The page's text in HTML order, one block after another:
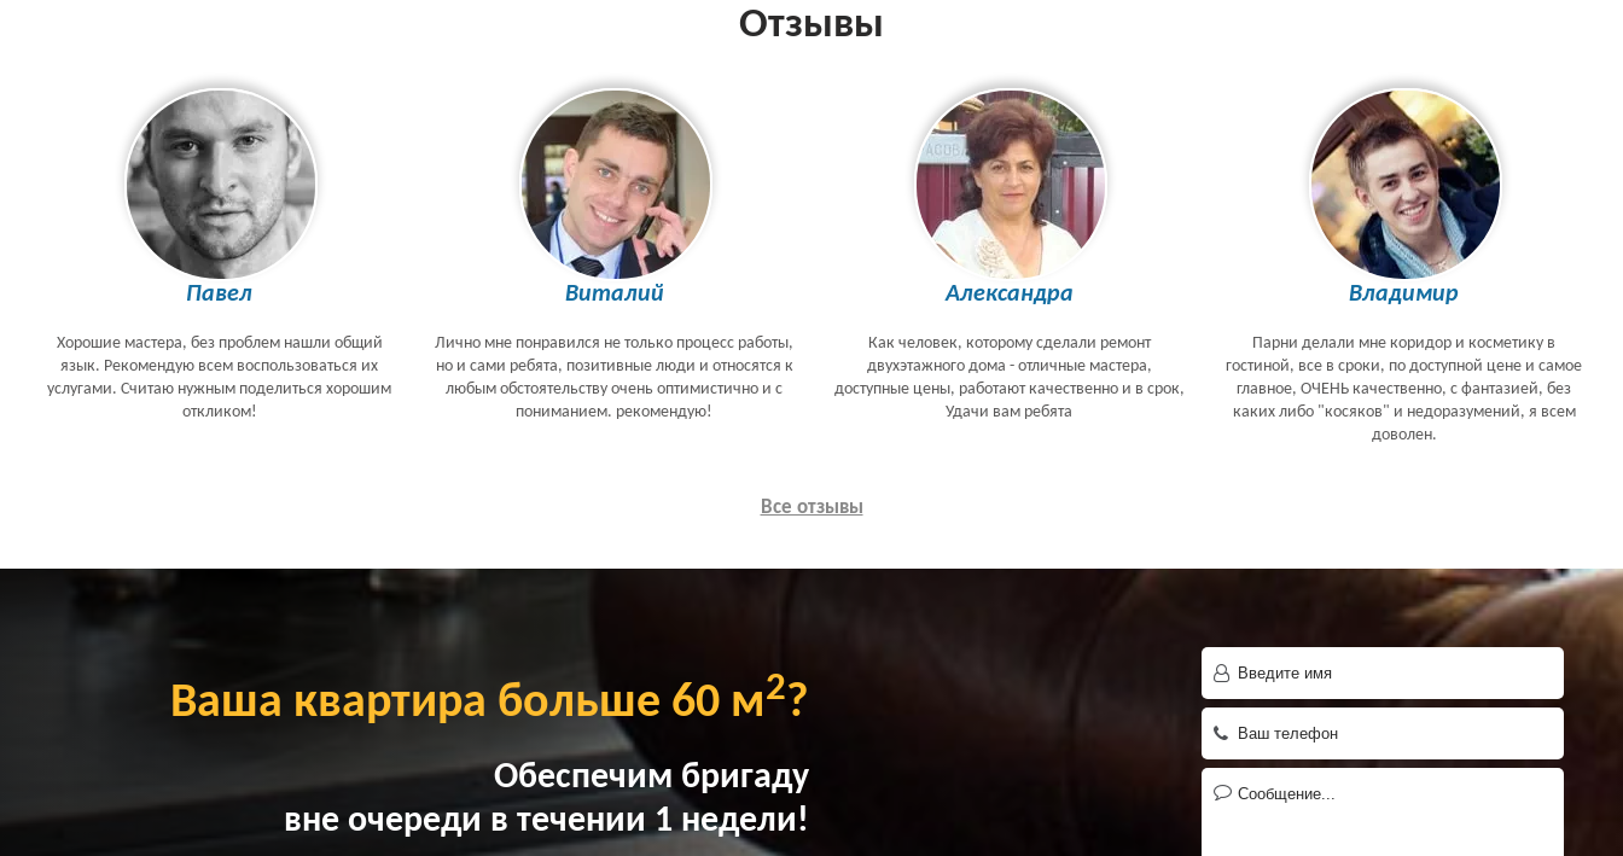
Отзывы
Павел
Хорошие мастера, без проблем нашли общий
язык. Рекомендую всем воспользоваться их
услугами. Считаю нужным поделиться хорошим
откликом!
Виталий
Лично мне понравился не только процесс работы,
но и сами ребята, позитивные люди и относятся к
любым обстоятельству очень оптимистично и с
пониманием. рекомендую!
Александра
Как человек, которому сделали ремонт
двухэтажного дома - отличные мастера,
доступные цены, работают качественно и в срок,
Удачи вам ребята
Владимир
Парни делали мне коридор и косметику в
гостиной, все в сроки, по доступной цене и самое
главное, ОЧЕНЬ качественно, с фантазией, без
каких либо "косяков" и недоразумений, я всем
доволен.
Все отзывы
Ваша квартира больше 60 м2?
Обеспечим бригаду
вне очереди в течении 1 недели!